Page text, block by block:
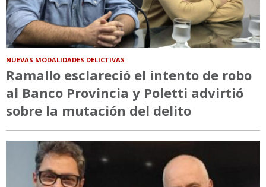
NUEVAS MODALIDADES DELICTIVAS
Ramallo esclareció el intento de robo
al Banco Provincia y Poletti advirtió
sobre la mutación del delito